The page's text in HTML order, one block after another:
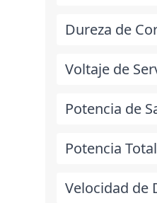
Dureza de
Voltaje de
Potencia de
Potencia Total
Velocidad de